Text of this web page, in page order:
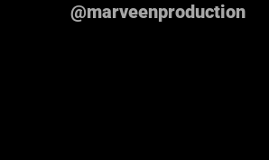
@marveenproduction